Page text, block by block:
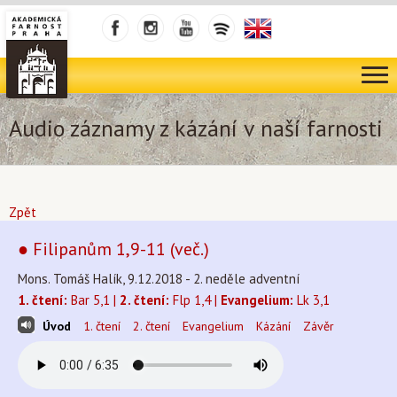
Audio záznamy z kázání v naší farnosti
Zpět
● Filipanům 1,9-11 (več.)
Mons. Tomáš Halík, 9.12.2018 - 2. neděle adventní
1. čtení: Bar 5,1 | 2. čtení: Flp 1,4 | Evangelium: Lk 3,1
Úvod 1. čtení 2. čtení Evangelium Kázání Závěr